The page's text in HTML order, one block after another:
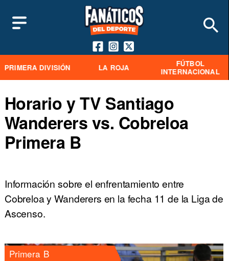
PRIMERA DIVISIÓN LA ROJA
FÚTBOL
INTERNACIONAL
Horario y TV Santiago
Wanderers vs. Cobreloa
Primera B
Información sobre el enfrentamiento entre
Cobreloa y Wanderers en la fecha 11 de la Liga de
Ascenso.
Primera B